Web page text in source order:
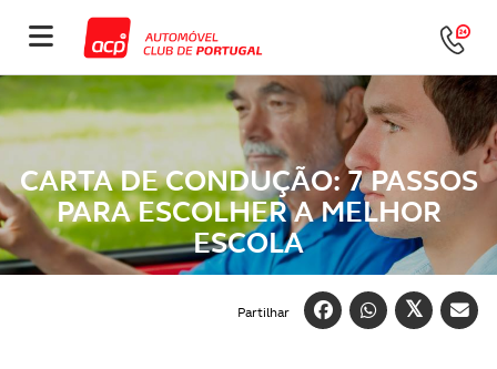
CARTA DE CONDUÇÃO: 7 PASSOS
PARA ESCOLHER A MELHOR
ESCOLA
Partilhar